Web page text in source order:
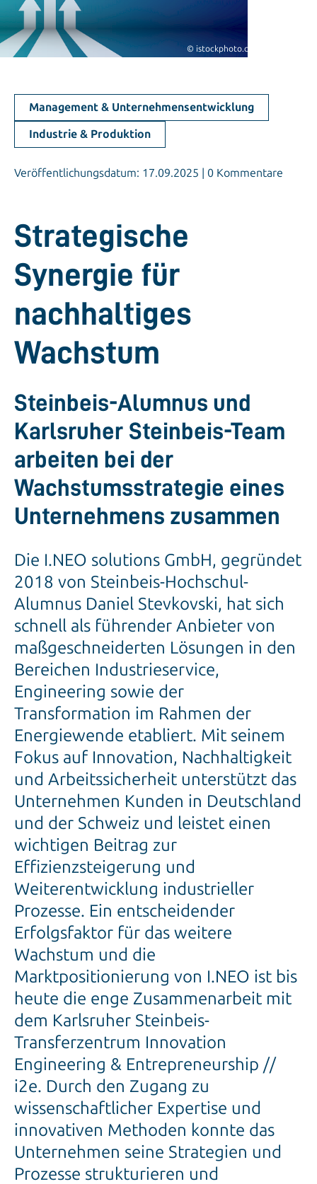
© istockphoto.com/200degrees
Management & Unternehmensentwicklung
Industrie & Produktion
Veröffentlichungsdatum: 17.09.2025 | 0 Kommentare
Strategische
Synergie für
nachhaltiges
Wachstum
Steinbeis-Alumnus und
Karlsruher Steinbeis-Team
arbeiten bei der
Wachstumsstrategie eines
Unternehmens zusammen
Die I.NEO solutions GmbH, gegründet
2018 von Steinbeis-Hochschul-
Alumnus Daniel Stevkovski, hat sich
schnell als führender Anbieter von
maßgeschneiderten Lösungen in den
Bereichen Industrieservice,
Engineering sowie der
Transformation im Rahmen der
Energiewende etabliert. Mit seinem
Fokus auf Innovation, Nachhaltigkeit
und Arbeitssicherheit unterstützt das
Unternehmen Kunden in Deutschland
und der Schweiz und leistet einen
wichtigen Beitrag zur
Effizienzsteigerung und
Weiterentwicklung industrieller
Prozesse. Ein entscheidender
Erfolgsfaktor für das weitere
Wachstum und die
Marktpositionierung von I.NEO ist bis
heute die enge Zusammenarbeit mit
dem Karlsruher Steinbeis-
Transferzentrum Innovation
Engineering & Entrepreneurship //
i2e. Durch den Zugang zu
wissenschaftlicher Expertise und
innovativen Methoden konnte das
Unternehmen seine Strategien und
Prozesse strukturieren und